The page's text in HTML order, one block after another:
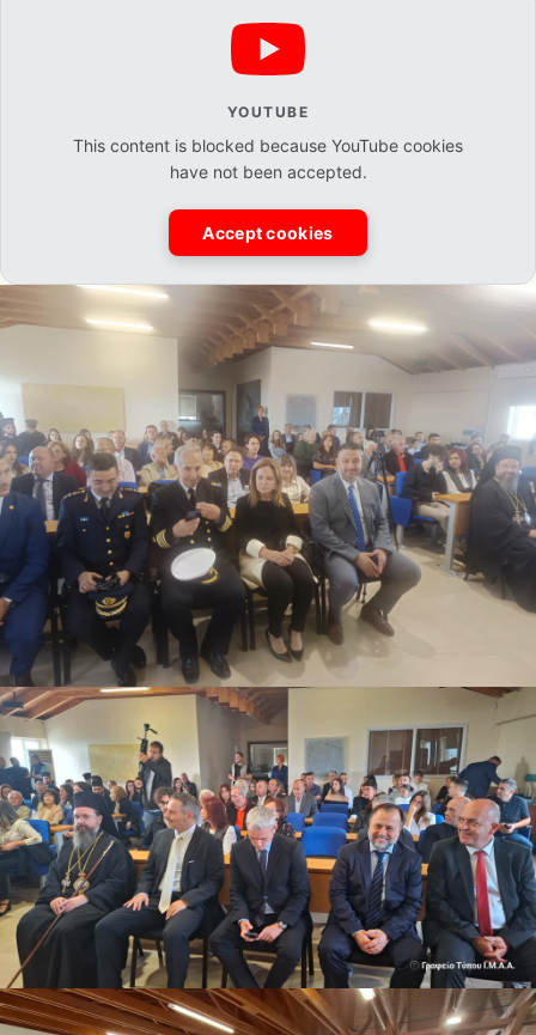
YOUTUBE
This content is blocked because YouTube cookies
have not been accepted.
Accept cookies